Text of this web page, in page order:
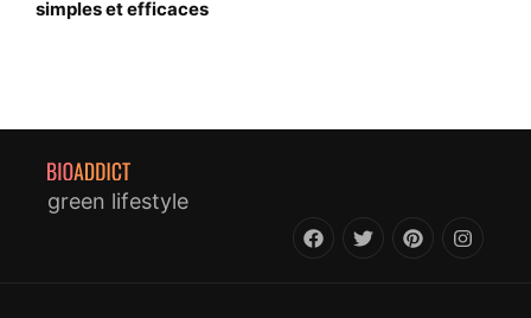
simples et efficaces
green lifestyle